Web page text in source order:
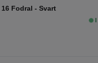
Fodral - Svart